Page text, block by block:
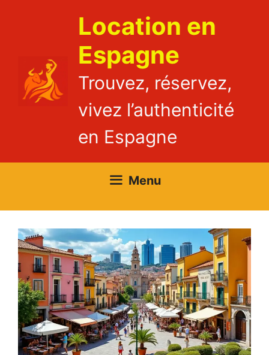
Location en
Espagne
Trouvez, réservez,
vivez l’authenticité
en Espagne
Menu